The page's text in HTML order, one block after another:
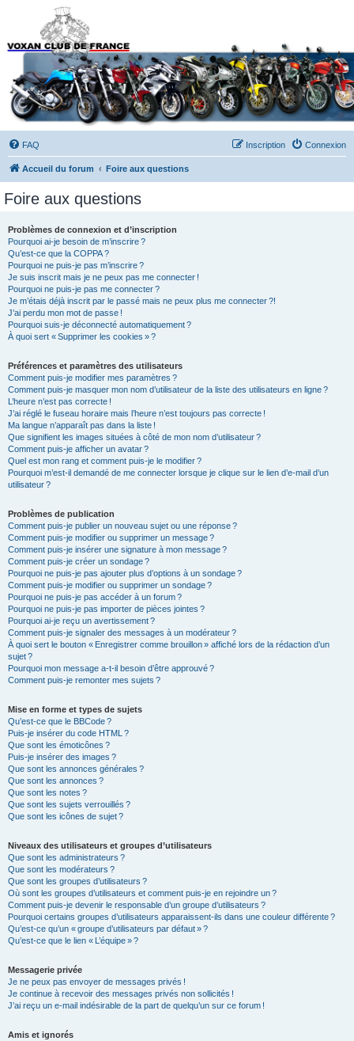
Forums du Voxan Club
de France
FAQ Connexion
Inscription
Accueil du forum Foire aux questions
Foire aux questions
Problèmes de connexion et d’inscription
Pourquoi ai-je besoin de m’inscrire ?
Qu’est-ce que la COPPA ?
Pourquoi ne puis-je pas m’inscrire ?
Je suis inscrit mais je ne peux pas me connecter !
Pourquoi ne puis-je pas me connecter ?
Je m’étais déjà inscrit par le passé mais ne peux plus me connecter ?!
J’ai perdu mon mot de passe !
Pourquoi suis-je déconnecté automatiquement ?
À quoi sert « Supprimer les cookies » ?
Préférences et paramètres des utilisateurs
Comment puis-je modifier mes paramètres ?
Comment puis-je masquer mon nom d’utilisateur de la liste des utilisateurs en ligne ?
L’heure n’est pas correcte !
J’ai réglé le fuseau horaire mais l’heure n’est toujours pas correcte !
Ma langue n’apparaît pas dans la liste !
Que signifient les images situées à côté de mon nom d’utilisateur ?
Comment puis-je afficher un avatar ?
Quel est mon rang et comment puis-je le modifier ?
Pourquoi m’est-il demandé de me connecter lorsque je clique sur le lien d’e-mail d’un
utilisateur ?
Problèmes de publication
Comment puis-je publier un nouveau sujet ou une réponse ?
Comment puis-je modifier ou supprimer un message ?
Comment puis-je insérer une signature à mon message ?
Comment puis-je créer un sondage ?
Pourquoi ne puis-je pas ajouter plus d’options à un sondage ?
Comment puis-je modifier ou supprimer un sondage ?
Pourquoi ne puis-je pas accéder à un forum ?
Pourquoi ne puis-je pas importer de pièces jointes ?
Pourquoi ai-je reçu un avertissement ?
Comment puis-je signaler des messages à un modérateur ?
À quoi sert le bouton « Enregistrer comme brouillon » affiché lors de la rédaction d’un
sujet ?
Pourquoi mon message a-t-il besoin d’être approuvé ?
Comment puis-je remonter mes sujets ?
Mise en forme et types de sujets
Qu’est-ce que le BBCode ?
Puis-je insérer du code HTML ?
Que sont les émoticônes ?
Puis-je insérer des images ?
Que sont les annonces générales ?
Que sont les annonces ?
Que sont les notes ?
Que sont les sujets verrouillés ?
Que sont les icônes de sujet ?
Niveaux des utilisateurs et groupes d’utilisateurs
Que sont les administrateurs ?
Que sont les modérateurs ?
Que sont les groupes d’utilisateurs ?
Où sont les groupes d’utilisateurs et comment puis-je en rejoindre un ?
Comment puis-je devenir le responsable d’un groupe d’utilisateurs ?
Pourquoi certains groupes d’utilisateurs apparaissent-ils dans une couleur différente ?
Qu’est-ce qu’un « groupe d’utilisateurs par défaut » ?
Qu’est-ce que le lien « L’équipe » ?
Messagerie privée
Je ne peux pas envoyer de messages privés !
Je continue à recevoir des messages privés non sollicités !
J’ai reçu un e-mail indésirable de la part de quelqu’un sur ce forum !
Amis et ignorés